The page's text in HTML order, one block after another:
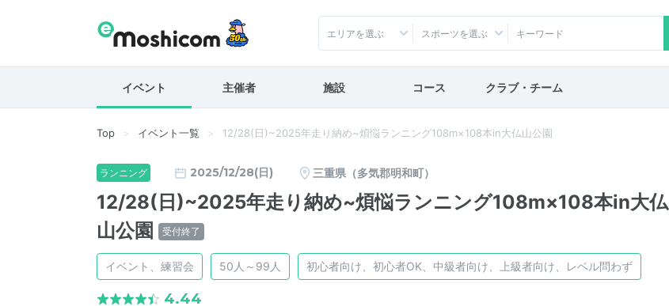
エリアを選ぶ スポーツを選ぶ
イベント 主催者 施設 コース クラブ・チーム
Top イベント一覧 12/28(日)~2025年走り納め~煩悩ランニング108m×108本in大仏山公園
ランニング 2025/12/28(日) 三重県（多気郡明和町）
12/28(日)~2025年走り納め~煩悩ランニング108m×108本in大仏
山公園
受付終了
イベント、練習会 50人～99人 初心者向け、初心者OK、中級者向け、上級者向け、レベル問わず
4.44